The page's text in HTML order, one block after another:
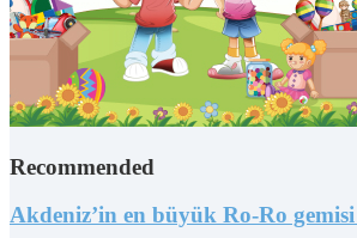
Recommended
Akdeniz’in en büyük Ro-Ro